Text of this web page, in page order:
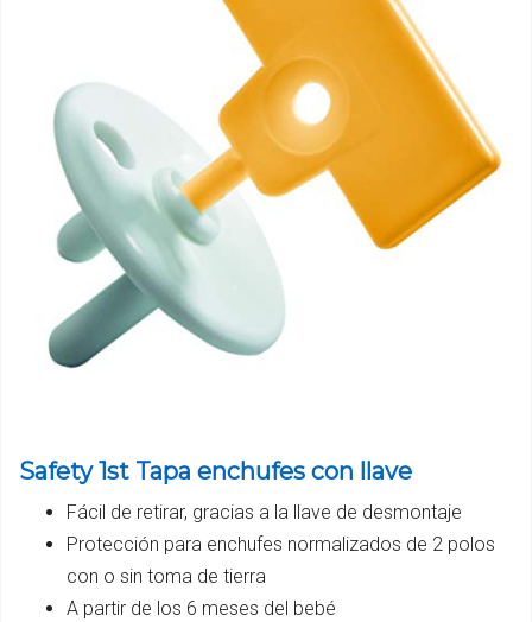
Safety 1st Tapa enchufes con llave
Fácil de retirar, gracias a la llave de desmontaje
Protección para enchufes normalizados de 2 polos
con o sin toma de tierra
A partir de los 6 meses del bebé